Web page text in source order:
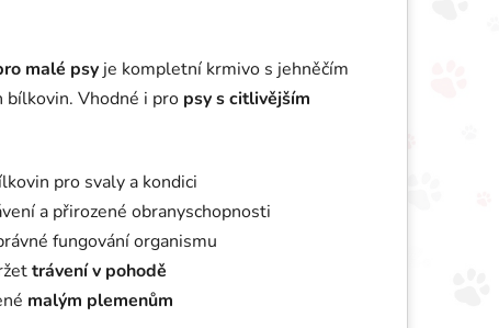
malé psy je kompletní krmivo s jehněčím
bílkovin. Vhodné i pro psy s citlivějším
pro svaly a kondici
a přirozené obranyschopnosti
fungování organismu
trávení v pohodě
malým plemenům